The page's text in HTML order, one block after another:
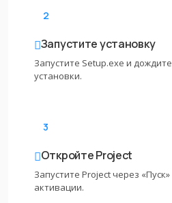
2
Запустите установку
Запустите Setup.exe и
установки.
3
Откройте Project
Запустите Project через
активации.